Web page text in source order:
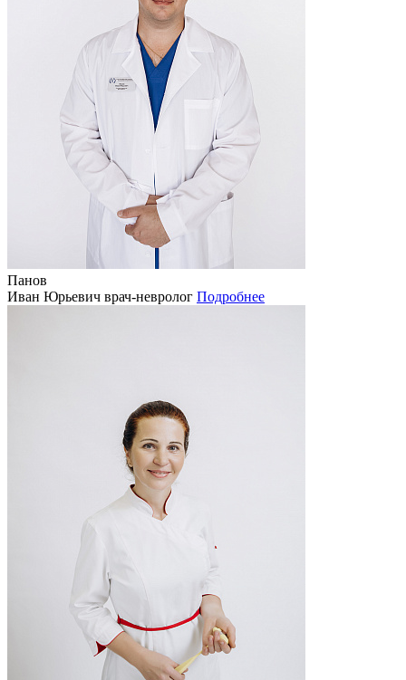
Панов
Иван Юрьевич врач-невролог Подробнее